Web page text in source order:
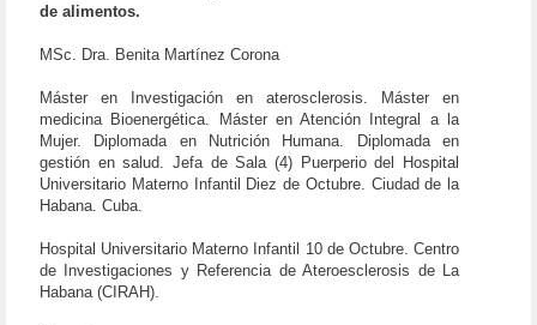
de alimentos.
MSc. Dra. Benita Martínez Corona
Máster en Investigación en aterosclerosis. Máster en
medicina Bioenergética. Máster en Atención Integral a la
Mujer. Diplomada en Nutrición Humana. Diplomada en
gestión en salud. Jefa de Sala (4) Puerperio del Hospital
Universitario Materno Infantil Diez de Octubre. Ciudad de la
Habana. Cuba.
Hospital Universitario Materno Infantil 10 de Octubre. Centro
de Investigaciones y Referencia de Ateroesclerosis de La
Habana (CIRAH).